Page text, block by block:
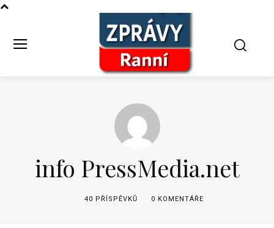
info PressMedia.net
40 PŘÍSPĚVKŮ 0 KOMENTÁŘE